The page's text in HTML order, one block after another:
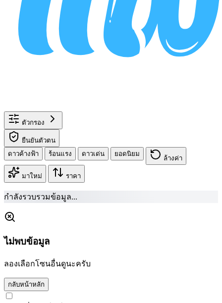
ตัวกรอง
ยืนยันตัวตน
ดาวค้างฟ้า
ร้อนแรง ดาวเด่น ยอดนิยม
ล้างค่า
มาใหม่ ราคา
กำลังรวบรวมข้อมูล...
ไม่พบข้อมูล
ลองเลือกโซนอื่นดูนะครับ
กลับหน้าหลัก